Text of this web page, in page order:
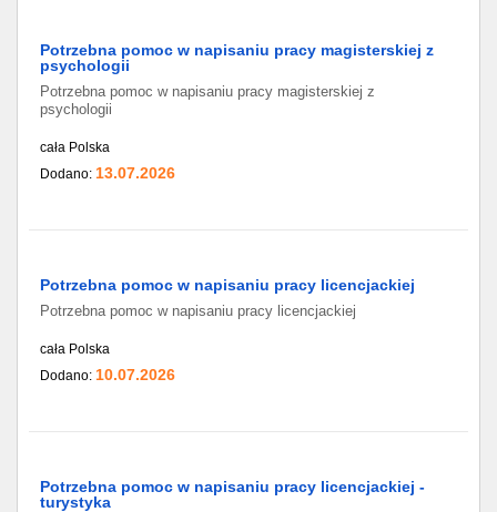
Potrzebna pomoc w napisaniu pracy magisterskiej z
psychologii
Potrzebna pomoc w napisaniu pracy magisterskiej z
psychologii
cała Polska
Dodano: 13.07.2026
Potrzebna pomoc w napisaniu pracy licencjackiej
Potrzebna pomoc w napisaniu pracy licencjackiej
cała Polska
Dodano: 10.07.2026
Potrzebna pomoc w napisaniu pracy licencjackiej -
turystyka